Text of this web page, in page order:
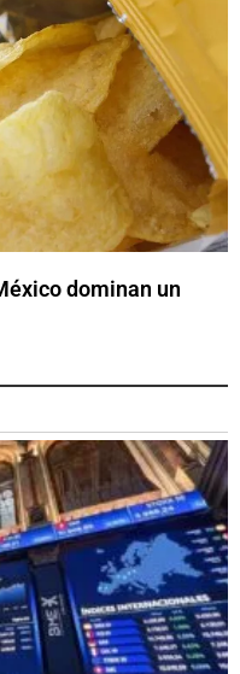
dominan un